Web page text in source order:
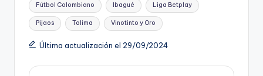
Fútbol Colombiano Ibagué Liga Betplay
Pijaos Tolima Vinotinto y Oro
Última actualización el 29/09/2024